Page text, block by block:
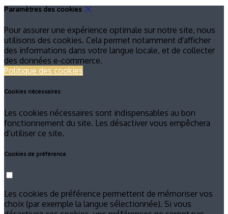
Paramètres des cookies
Pour assurer une expérience optimale sur notre site, nous
utilisons des cookies. Cela permet notamment d'afficher
des informations dans votre langue locale, et de collecter
des données e-commerce.
Politique des cookies
Cookies nécessaires
Les cookies nécessaires sont indispensables au bon
fonctionnement du site. Les désactiver vous empêchera
d’utiliser ce site.
Cookies de préférence
Les cookies de préférence permettent de mémoriser vos
choix (par exemple la langue sélectionnée). Si vous